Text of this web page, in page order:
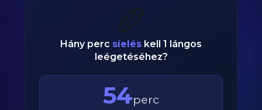
🥖
Hány perc síelés kell 1 lángos
leégetéséhez?
54perc